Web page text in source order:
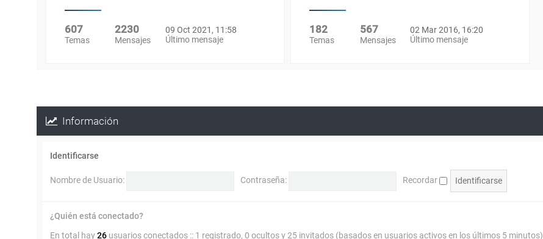
607
Temas
2230
Mensajes
09 Oct 2021, 11:58
Último mensaje
182
Temas
567
Mensajes
02 Mar 2016, 16:20
Último mensaje
Información
Identificarse
Nombre de Usuario: Contraseña: Recordar
¿Quién está conectado?
En total hay26 usuarios conectados :: 1 registrado, 0 ocultos y 25 invitados (basados en usuarios activos en los últimos 5 minutos)